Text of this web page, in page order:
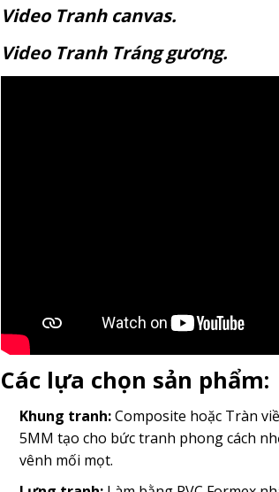
Video Tranh canvas.
Video Tranh Tráng gương.
Các lựa chọn sản phẩm:
Khung tranh:Composite hoặc Tràn
5MM tạo cho bức tranh phong cách
vênh mối mọt.